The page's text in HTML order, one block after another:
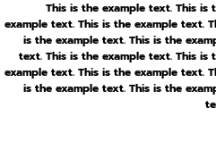
This is the example text. This is
example text. This is the example text.
is the example text. This is the
text. This is the example text. This is
example text. This is the example text.
is the example text. This is the